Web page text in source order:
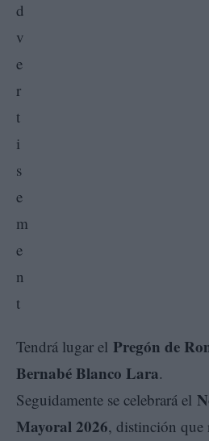
Tendrá lugar el Pregón de
Bernabé Blanco Lara.
Seguidamente se celebrará el
Mayoral 2026, distinción que